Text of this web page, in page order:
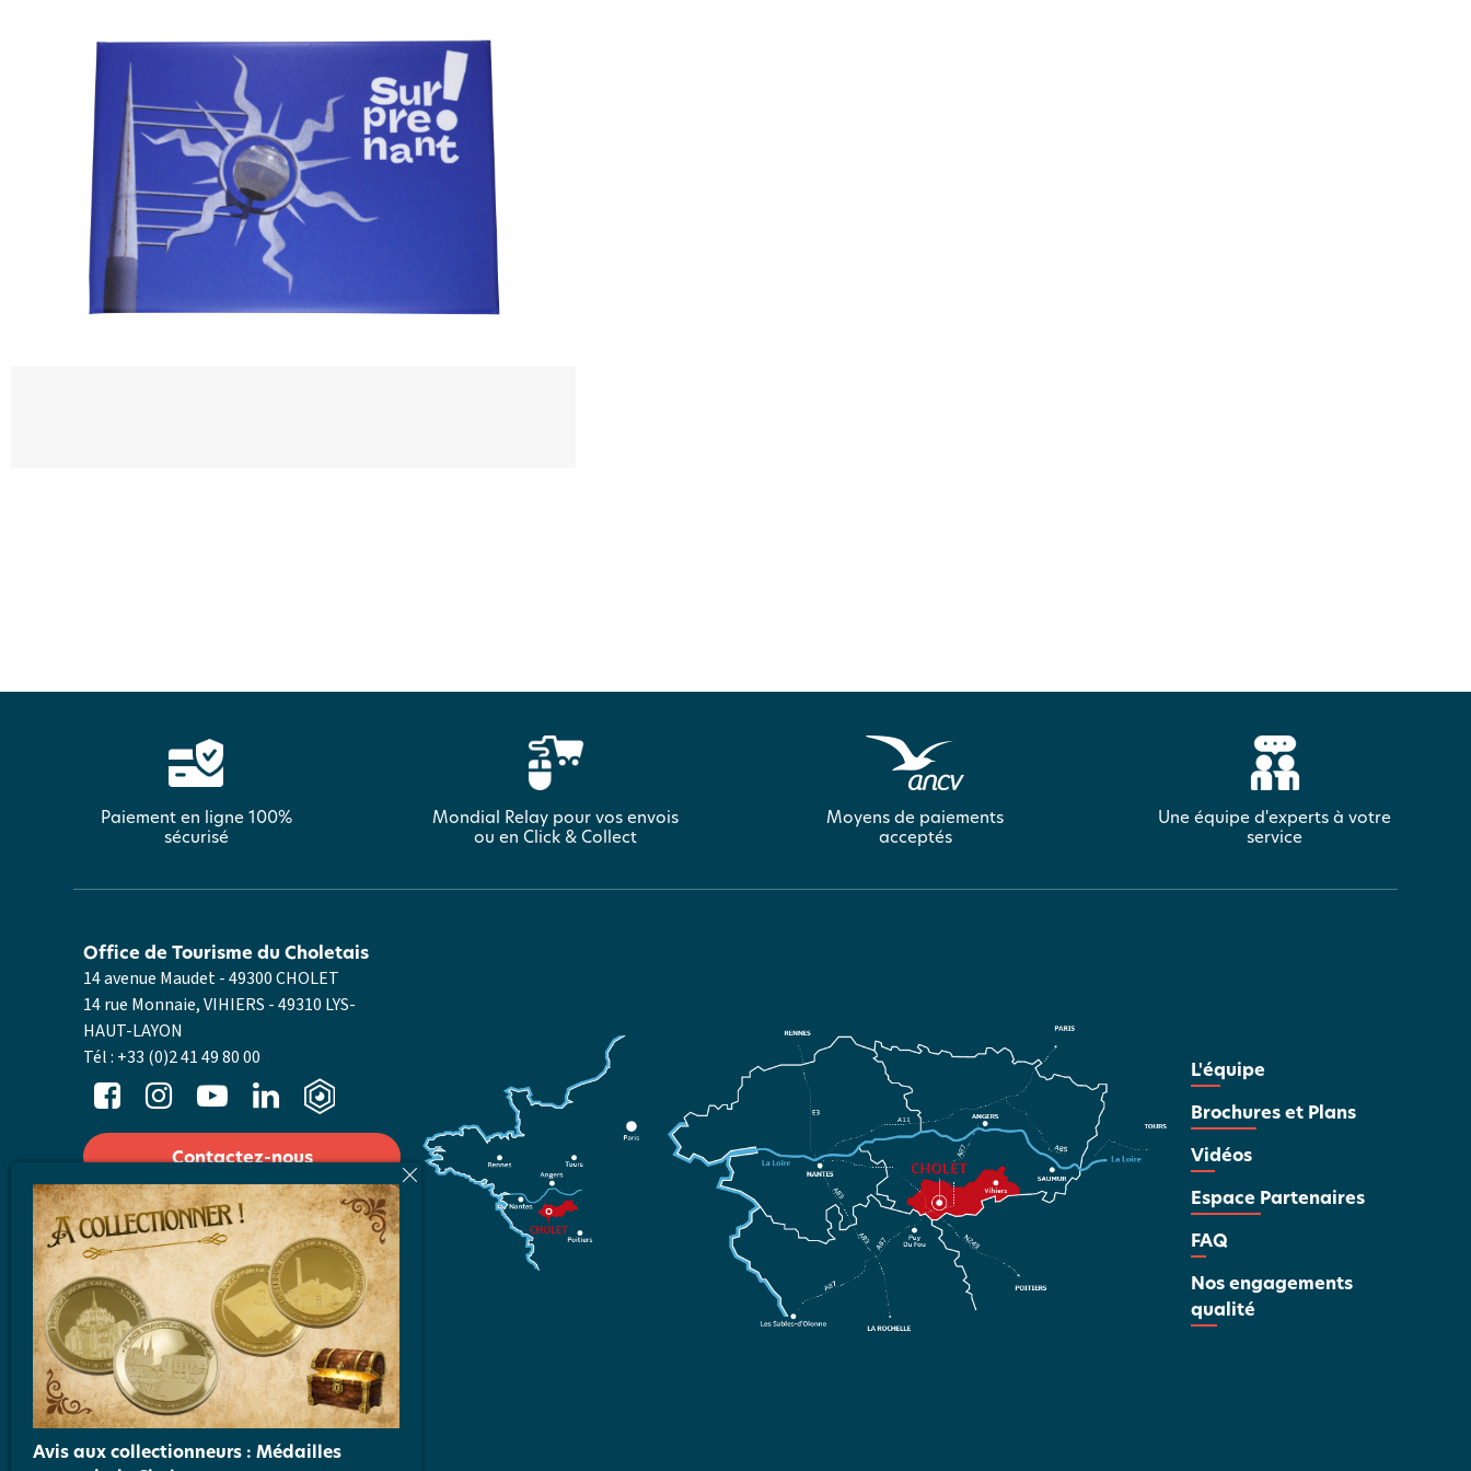
Avis aux collectionneurs : Médailles
Paiement en ligne 100%
sécurisé
Mondial Relay pour vos envois
ou en Click & Collect
Moyens de paiements
acceptés
Une équipe d'experts à votre
service
14 avenue Maudet - 49300 CHOLET
14 rue Monnaie, VIHIERS - 49310 LYS-
HAUT-LAYON
Tél : +33 (0)2 41 49 80 00
Office de Tourisme du Choletais
Contactez-nous
Nos horaires
Laissez-nous votre avis
Accès
Carte Interactive
L'équipe
Brochures et Plans
Vidéos
Espace Partenaires
FAQ
Nos engagements
qualité